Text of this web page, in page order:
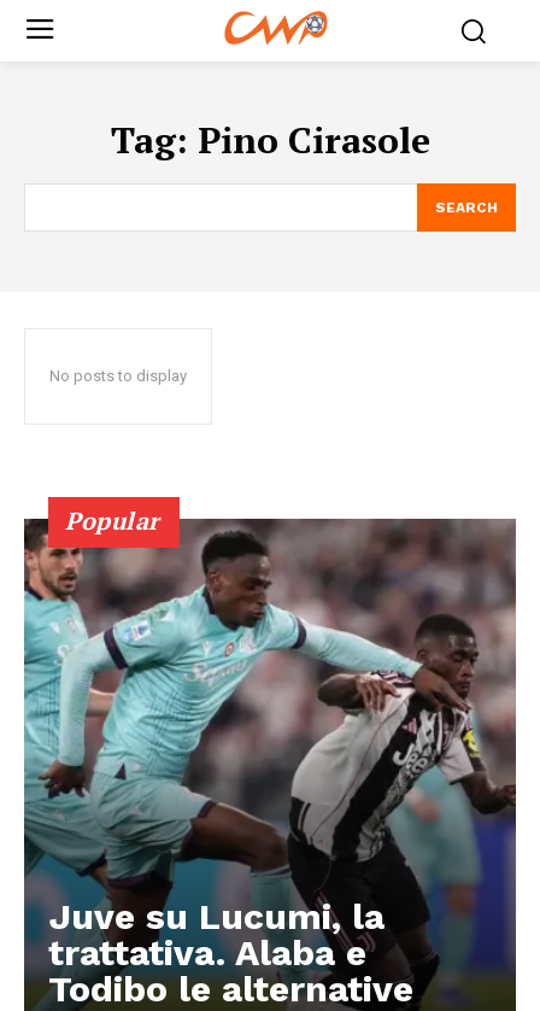
Tag: Pino Cirasole
SEARCH
No posts to display
Popular
Juve su Lucumi, la
trattativa. Alaba e
Todibo le alternative